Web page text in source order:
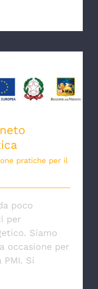
Efficienza
pratiche per il
poco
per
Siamo
occasione per
Si